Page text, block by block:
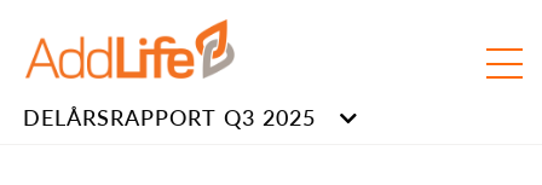
DELÅRSRAPPORT Q3 2025